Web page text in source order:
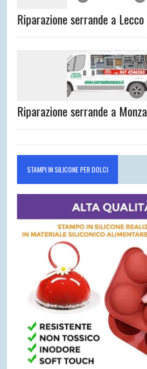
Riparazione serrande a Lecco
Riparazione serrande a Monza
STAMPI IN SILICONE PER DOLCI